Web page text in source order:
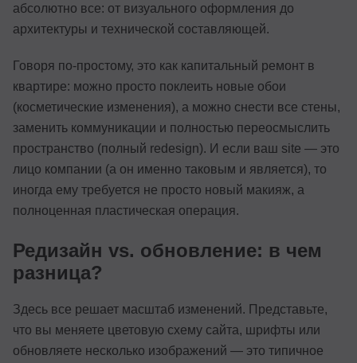
абсолютно все: от визуального оформления до
архитектуры и технической составляющей.
Говоря по-простому, это как капитальный ремонт в
квартире: можно просто поклеить новые обои
(косметические изменения), а можно снести все стены,
заменить коммуникации и полностью переосмыслить
пространство (полный redesign). И если ваш site — это
лицо компании (а он именно таковым и является), то
иногда ему требуется не просто новый макияж, а
полноценная пластическая операция.
Редизайн vs. обновление: в чем
разница?
Здесь все решает масштаб изменений. Представьте,
что вы меняете цветовую схему сайта, шрифты или
обновляете несколько изображений — это типичное